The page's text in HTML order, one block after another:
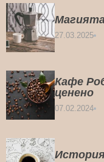
27.03.2025
Кафе
ценено
07.02.2024